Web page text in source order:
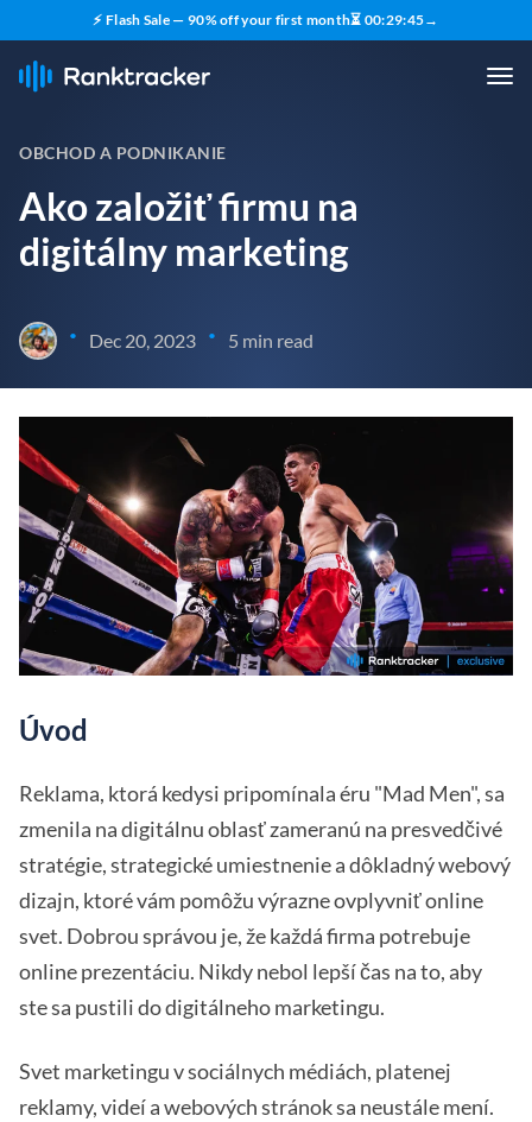
⚡ Flash Sale — 90% off your first month⏳ 00:29:43→
OBCHOD A PODNIKANIE
Ako založiť firmu na
digitálny marketing
• Dec 20, 2023 • 5 min read
Úvod
Reklama, ktorá kedysi pripomínala éru "Mad Men", sa
zmenila na digitálnu oblasť zameranú na presvedčivé
stratégie, strategické umiestnenie a dôkladný webový
dizajn, ktoré vám pomôžu výrazne ovplyvniť online
svet. Dobrou správou je, že každá firma potrebuje
online prezentáciu. Nikdy nebol lepší čas na to, aby
ste sa pustili do digitálneho marketingu.
Svet marketingu v sociálnych médiách, platenej
reklamy, videí a webových stránok sa neustále mení.